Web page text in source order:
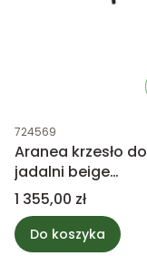
Kod produktu
724569
Aranea krzesło do
jadalni beige
Symphony PTMD
Collection
Cena
1 355,00 zł
Do koszyka